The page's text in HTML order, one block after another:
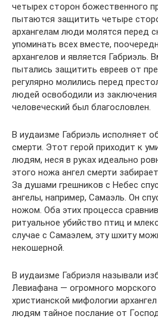
четырех сторон божественного
пытаются защитить четыре
архангелам люди молятся перед
упоминать всех вместе,
архангелов и является Габриэль.
пытались защитить евреев от
регулярно молились перед
людей освободили из заключения
человеческий был благословлен.
В иудаизме Габриэль исполняет
смерти. Этот герой приходит к
людям, неся в руках идеально
этого ножа ангел смерти
За душами грешников с Небес
ангелы, например, Самаэль. Он
ножом. Оба этих процесса
ритуальное убийство птиц и
случае с Самаэлем, эту шхиту
некошерной.
В иудаизме Габриэля называли
Левиафана — огромного
христианской мифологии
людям тайное послание от